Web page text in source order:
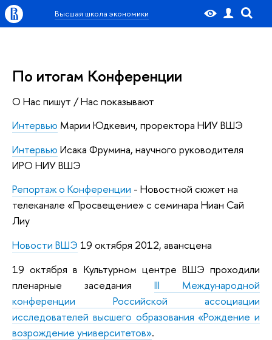
Высшая школа экономики
По итогам Конференции
О Нас пишут / Нас показывают
Интервью Марии Юдкевич, проректора НИУ ВШЭ
Интервью Исака Фрумина, научного руководителя
ИРО НИУ ВШЭ
Репортаж о Конференции - Новостной сюжет на
телеканале «Просвещение» с семинара Ниан Сай
Лиу
Новости ВШЭ 19 октября 2012, авансцена
19 октября в Культурном центре ВШЭ проходили
пленарные заседания III Международной
конференции Российской ассоциации
исследователей высшего образования «Рождение и
возрождение университетов».